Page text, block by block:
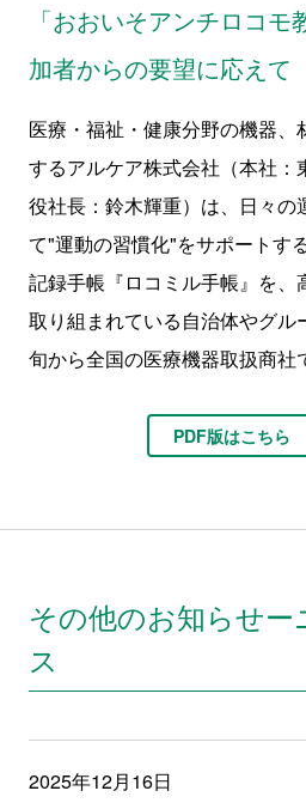
「おおいそアンチロコ
加者からの要望に応えて
医療・福祉・健康分野の機器、
するアルケア株式会社（本社：
役社長：鈴木輝重）は、日々の
て"運動の習慣化"をサポートす
記録手帳『ロコミル手帳』を、
取り組まれている自治体やグ
旬から全国の医療機器取扱商社
PDF版はこちら
その他のお知らせ
ス
2025年12月16日